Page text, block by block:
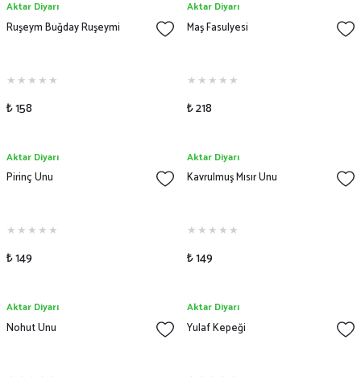
Aktar Diyarı
Ruşeym Buğday Ruşeymi
₺ 158
Aktar Diyarı
Maş Fasulyesi
₺ 218
Aktar Diyarı
Pirinç Unu
₺ 149
Aktar Diyarı
Kavrulmuş Mısır Unu
₺ 149
Aktar Diyarı
Nohut Unu
Aktar Diyarı
Yulaf Kepeği